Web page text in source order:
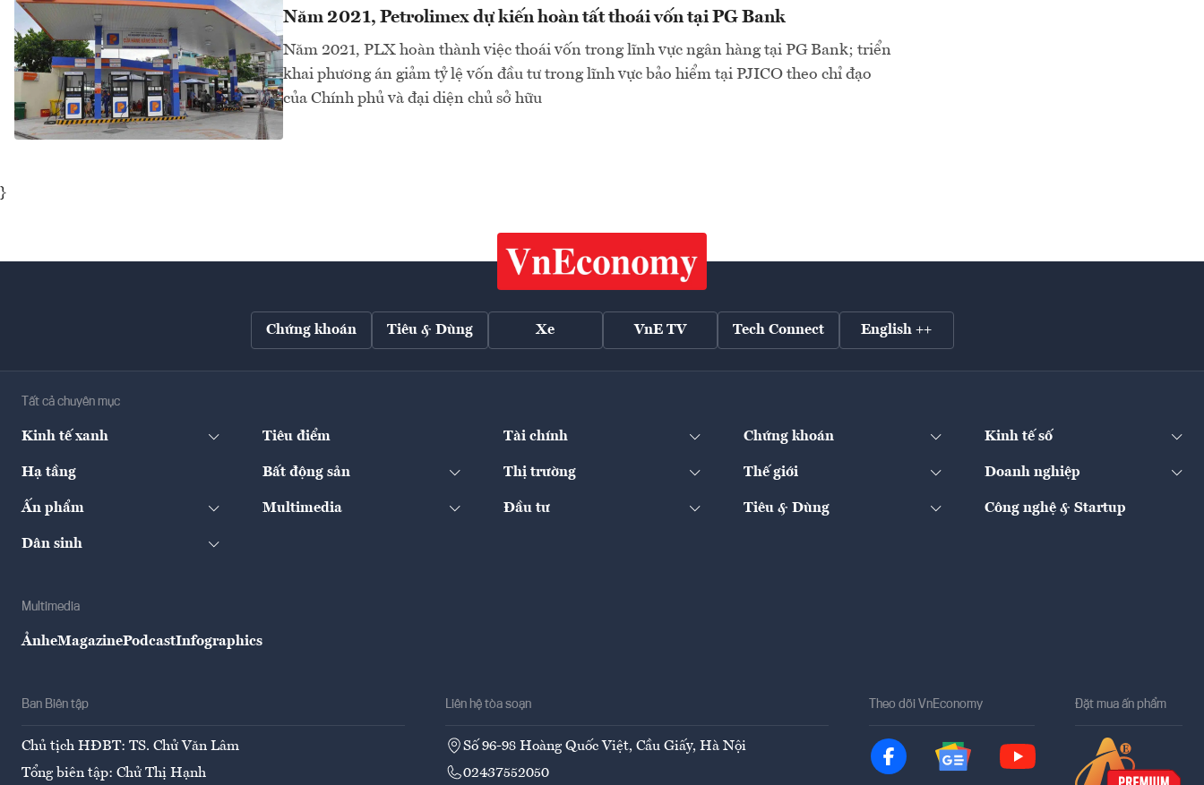
Năm 2021, Petrolimex dự kiến hoàn tất thoái vốn tại PG Bank
Năm 2021, PLX hoàn thành việc thoái vốn trong lĩnh vực ngân hàng tại PG Bank; triển
khai phương án giảm tỷ lệ vốn đầu tư trong lĩnh vực bảo hiểm tại PJICO theo chỉ đạo
của Chính phủ và đại diện chủ sở hữu
}
Chứng khoán Tiêu & Dùng Xe VnE TV Tech Connect English ++
Tất cả chuyên mục
Kinh tế xanh Tiêu điểm Tài chính Chứng khoán Kinh tế số
Hạ tầng Bất động sản Thị trường Thế giới Doanh nghiệp
Ấn phẩm Multimedia Đầu tư Tiêu & Dùng Công nghệ & Startup
Dân sinh
Multimedia
ẢnheMagazinePodcastInfographics
Ban Biên tập
Chủ tịch HĐBT: TS. Chử Văn Lâm
Tổng biên tập: Chử Thị Hạnh
Liên hệ tòa soạn
Số 96-98 Hoàng Quốc Việt, Cầu Giấy, Hà Nội
02437552050
Theo dõi VnEconomy Đặt mua ấn phẩm